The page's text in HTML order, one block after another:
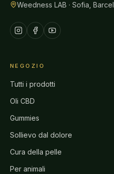
Weedness LAB · Sofia,
NEGOZIO
Tutti i prodotti
Oli CBD
Gummies
Sollievo dal dolore
Cura della pelle
Per animali